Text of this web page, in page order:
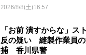
2026/8/8(土)16:57
「お前 潰すからな」ス
反の疑い 縫製作業員
捕 香川県警